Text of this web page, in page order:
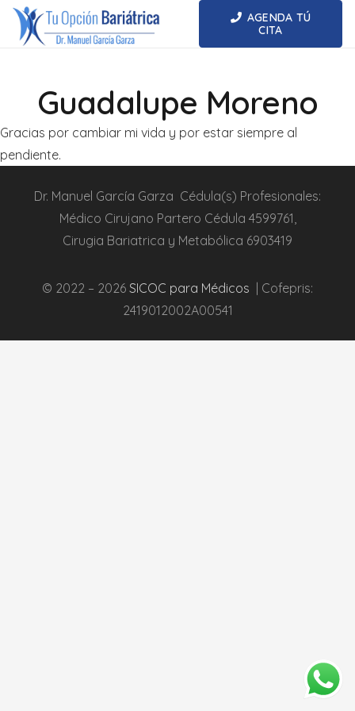
AGENDA TÚ
CITA
Guadalupe Moreno
Gracias por cambiar mi vida y por estar siempre al
pendiente.
Dr. Manuel García Garza Cédula(s) Profesionales:
Médico Cirujano Partero Cédula 4599761
Cirugia Bariatrica y Metabólica 6903419
© 2022 – 2026 SICOC para Médicos | Cofepris:
2419012002A00541